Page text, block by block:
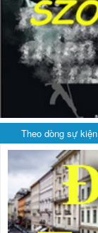
Theo dòng sự kiện